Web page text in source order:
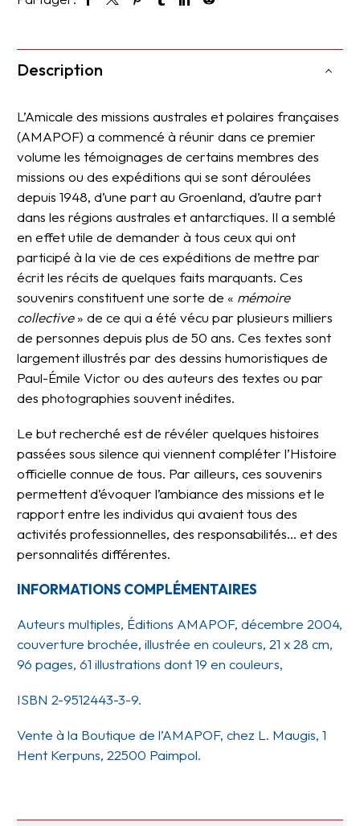
Description
L’Amicale des missions australes et polaires françaises
(AMAPOF) a commencé à réunir dans ce premier
volume les témoignages de certains membres des
missions ou des expéditions qui se sont déroulées
depuis 1948, d’une part au Groenland, d’autre part
dans les régions australes et antarctiques. Il a semblé
en effet utile de demander à tous ceux qui ont
participé à la vie de ces expéditions de mettre par
écrit les récits de quelques faits marquants. Ces
souvenirs constituent une sorte de « mémoire
collective» de ce qui a été vécu par plusieurs milliers
de personnes depuis plus de 50 ans. Ces textes sont
largement illustrés par des dessins humoristiques de
Paul-Émile Victor ou des auteurs des textes ou par
des photographies souvent inédites.
Le but recherché est de révéler quelques histoires
passées sous silence qui viennent compléter l’Histoire
officielle connue de tous. Par ailleurs, ces souvenirs
permettent d’évoquer l’ambiance des missions et le
rapport entre les individus qui avaient tous des
activités professionnelles, des responsabilités… et des
personnalités différentes.
INFORMATIONS COMPLÉMENTAIRES
Auteurs multiples, Éditions AMAPOF, décembre 2004,
couverture brochée, illustrée en couleurs, 21 x 28 cm,
96 pages, 61 illustrations dont 19 en couleurs,
ISBN 2-9512443-3-9.
Vente à la Boutique de l’AMAPOF, chez L. Maugis, 1
Hent Kerpuns, 22500 Paimpol.